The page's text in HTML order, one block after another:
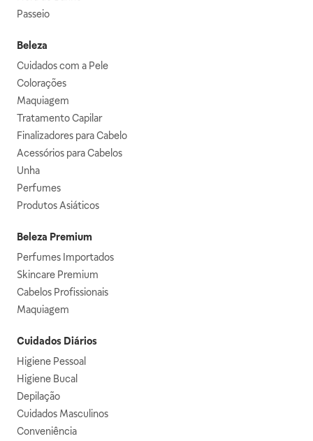
Passeio
Beleza
Cuidados com a Pele
Colorações
Maquiagem
Tratamento Capilar
Finalizadores para Cabelo
Acessórios para Cabelos
Unha
Perfumes
Produtos Asiáticos
Beleza Premium
Perfumes Importados
Skincare Premium
Cabelos Profissionais
Maquiagem
Cuidados Diários
Higiene Pessoal
Higiene Bucal
Depilação
Cuidados Masculinos
Conveniência